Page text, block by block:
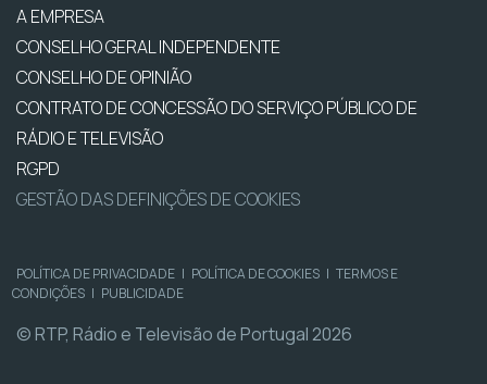
A EMPRESA
CONSELHO GERAL INDEPENDENTE
CONSELHO DE OPINIÃO
CONTRATO DE CONCESSÃO DO SERVIÇO PÚBLICO DE
RÁDIO E TELEVISÃO
RGPD
GESTÃO DAS DEFINIÇÕES DE COOKIES
POLÍTICA DE PRIVACIDADE | POLÍTICA DE COOKIES | TERMOS E
CONDIÇÕES | PUBLICIDADE
© RTP, Rádio e Televisão de Portugal 2026